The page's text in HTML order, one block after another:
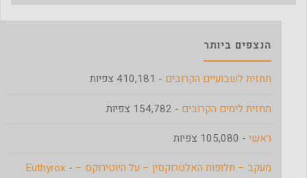
הנצפים ביותר
תחזית לשבועיים הקרובים - 410,181 צפיות
תחזית לימים הקרובים - 154,782 צפיות
ראשי - 105,080 צפיות
מעקב – חלופות האלטרוקסין – על היוטירוקס – Euthyrox -